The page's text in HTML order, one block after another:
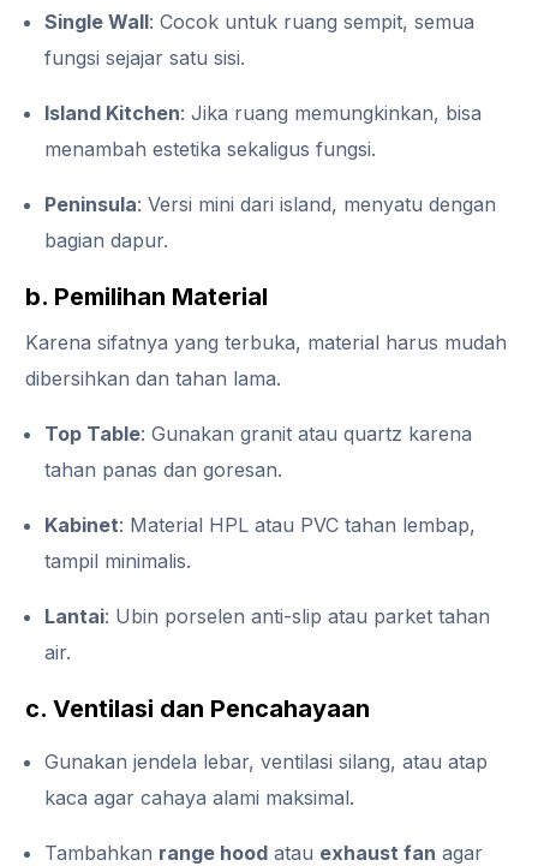
Single Wall: Cocok untuk ruang sempit, semua
fungsi sejajar satu sisi.
Island Kitchen: Jika ruang memungkinkan, bisa
menambah estetika sekaligus fungsi.
Peninsula: Versi mini dari island, menyatu dengan
bagian dapur.
b. Pemilihan Material
Karena sifatnya yang terbuka, material harus mudah
dibersihkan dan tahan lama.
Top Table: Gunakan granit atau quartz karena
tahan panas dan goresan.
Kabinet: Material HPL atau PVC tahan lembap,
tampil minimalis.
Lantai: Ubin porselen anti-slip atau parket tahan
air.
c. Ventilasi dan Pencahayaan
Gunakan jendela lebar, ventilasi silang, atau atap
kaca agar cahaya alami maksimal.
Tambahkan range hood atau exhaust fan agar